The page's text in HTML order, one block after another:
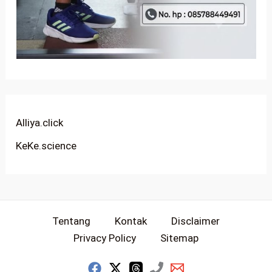
Alliya.click
KeKe.science
Tentang Kontak
Disclaimer
Privacy Policy
Sitemap